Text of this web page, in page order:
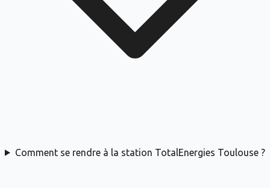
Comment se rendre à la station TotalEnergies Toulouse ?